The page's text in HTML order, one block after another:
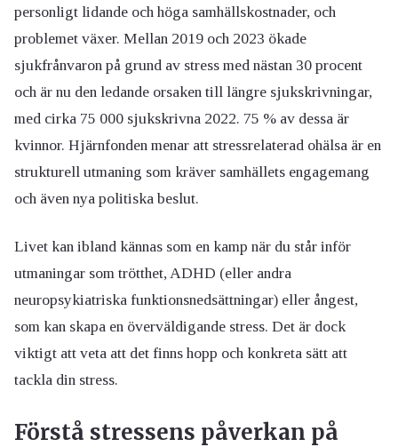
personligt lidande och höga samhällskostnader, och
problemet växer. Mellan 2019 och 2023 ökade
sjukfrånvaron på grund av stress med nästan 30 procent
och är nu den ledande orsaken till längre sjukskrivningar,
med cirka 75 000 sjukskrivna 2022. 75 % av dessa är
kvinnor. Hjärnfonden menar att stressrelaterad ohälsa är en
strukturell utmaning som kräver samhällets engagemang
och även nya politiska beslut.
Livet kan ibland kännas som en kamp när du står inför
utmaningar som trötthet, ADHD (eller andra
neuropsykiatriska funktionsnedsättningar) eller ångest,
som kan skapa en överväldigande stress. Det är dock
viktigt att veta att det finns hopp och konkreta sätt att
tackla din stress.
Förstå stressens påverkan på